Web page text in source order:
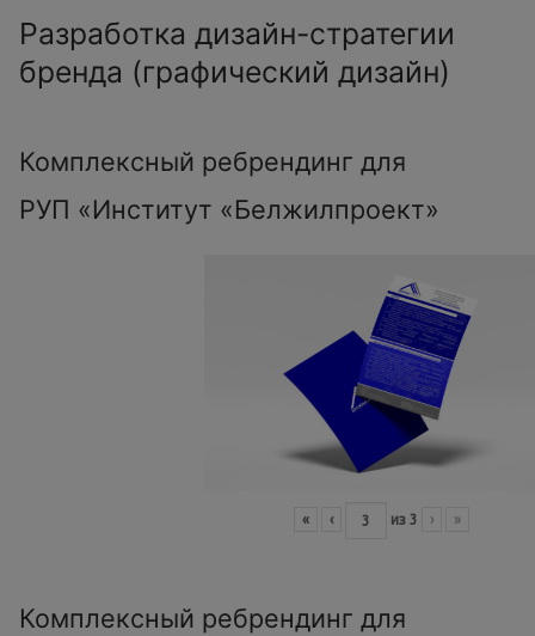
Разработка дизайн-стратегии
бренда (графический дизайн)
Комплексный ребрендинг для
РУП «Институт «Белжилпроект»
« ‹ из 3 › »
Комплексный ребрендинг для